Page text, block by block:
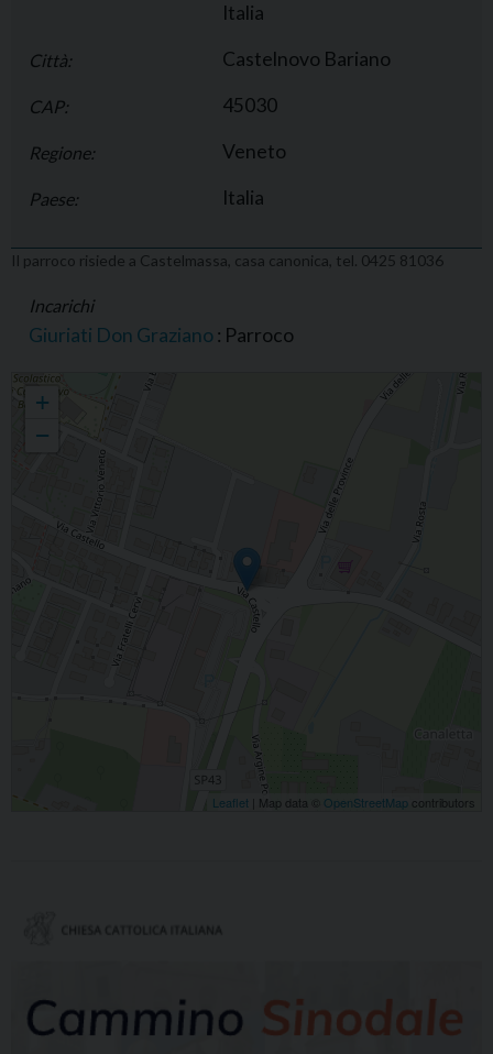
Italia
Città: Castelnovo Bariano
CAP: 45030
Regione: Veneto
Paese: Italia
Il parroco risiede a Castelmassa, casa canonica, tel. 0425 81036
Incarichi
Giuriati Don Graziano : Parroco
Parrocchia di S. Antonio di Padova, Castelnovo Bariano
+
−
Leaflet | Map data © OpenStreetMap contributors